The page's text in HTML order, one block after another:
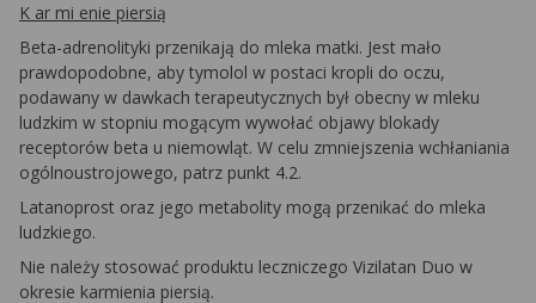
K ar mi enie piersią
Beta-adrenolityki przenikają do mleka matki. Jest mało
prawdopodobne, aby tymolol w postaci kropli do oczu,
podawany w dawkach terapeutycznych był obecny w mleku
ludzkim w stopniu mogącym wywołać objawy blokady
receptorów beta u niemowląt. W celu zmniejszenia wchłaniania
ogólnoustrojowego, patrz punkt 4.2.
Latanoprost oraz jego metabolity mogą przenikać do mleka
ludzkiego.
Nie należy stosować produktu leczniczego Vizilatan Duo w
okresie karmienia piersią.